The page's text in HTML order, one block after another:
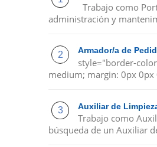
Trabajo como
administración y
Armador/a de
style="border-
medium; margin: 0px
Auxiliar de
Trabajo como
búsqueda de un Auxiliar